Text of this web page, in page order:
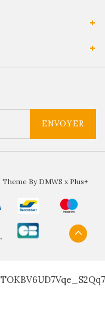
ENVOYER
Theme By DMWS x Plus+